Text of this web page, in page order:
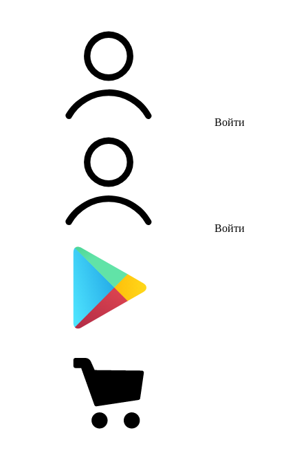
Войти
Войти